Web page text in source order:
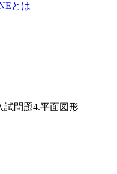
とは
試問題4.平面図形